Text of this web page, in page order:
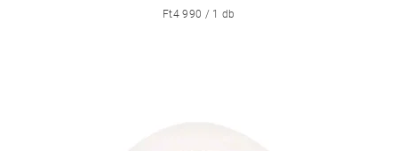
Ft4 990 / 1 db